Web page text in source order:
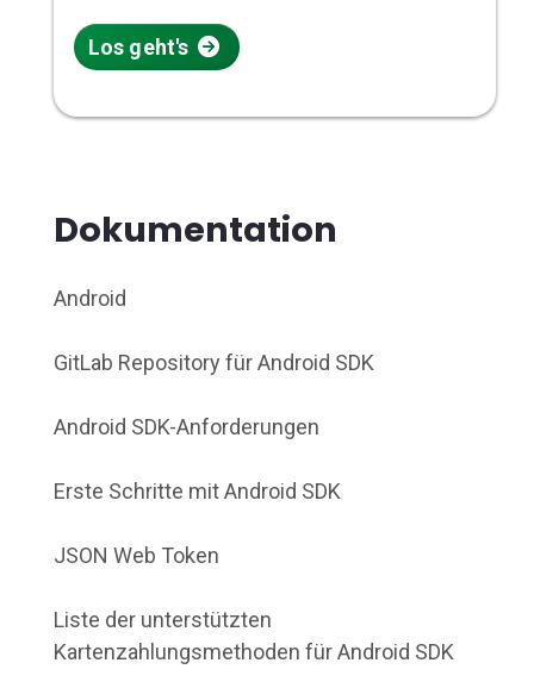
Los geht's
Dokumentation
Android
GitLab Repository für Android SDK
Android SDK-Anforderungen
Erste Schritte mit Android SDK
JSON Web Token
Liste der unterstützten
Kartenzahlungsmethoden für Android SDK